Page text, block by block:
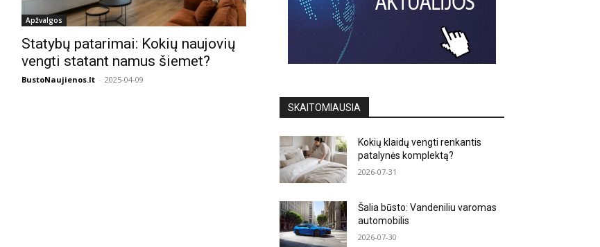
Apžvalgos
Statybų patarimai: Kokių naujovių
vengti statant namus šiemet?
BustoNaujienos.lt - 2025-04-09
SKAITOMIAUSIA
Kokių klaidų vengti renkantis
patalynės komplektą?
2026-07-31
Šalia būsto: Vandeniliu varomas
automobilis
2026-07-30